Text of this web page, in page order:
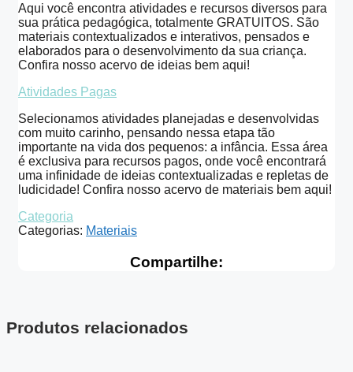
Aqui você encontra atividades e recursos diversos para
sua prática pedagógica, totalmente GRATUITOS. São
materiais contextualizados e interativos, pensados e
elaborados para o desenvolvimento da sua criança.
Confira nosso acervo de ideias bem aqui!
Atividades Pagas
Selecionamos atividades planejadas e desenvolvidas
com muito carinho, pensando nessa etapa tão
importante na vida dos pequenos: a infância. Essa área
é exclusiva para recursos pagos, onde você encontrará
uma infinidade de ideias contextualizadas e repletas de
ludicidade! Confira nosso acervo de materiais bem aqui!
Categoria
Categorias: Materiais
Compartilhe:
Produtos relacionados